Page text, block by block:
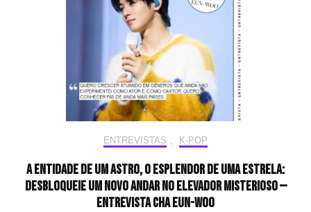
ENTREVISTAS K-POP
A entidade de um astro, o esplendor de uma estrela:
desbloqueie um novo andar no elevador misterioso —
Entrevista CHA EUN-WOO